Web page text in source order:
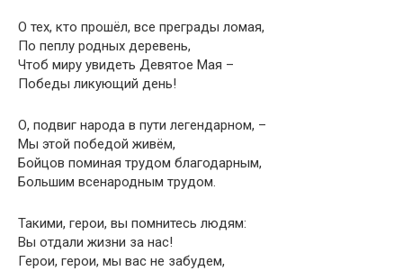
О тех, кто прошёл, все преграды ломая,
По пеплу родных деревень,
Чтоб миру увидеть Девятое Мая –
Победы ликующий день!
О, подвиг народа в пути легендарном, –
Мы этой победой живём,
Бойцов поминая трудом благодарным,
Большим всенародным трудом.
Такими, герои, вы помнитесь людям:
Вы отдали жизни за нас!
Герои, герои, мы вас не забудем,